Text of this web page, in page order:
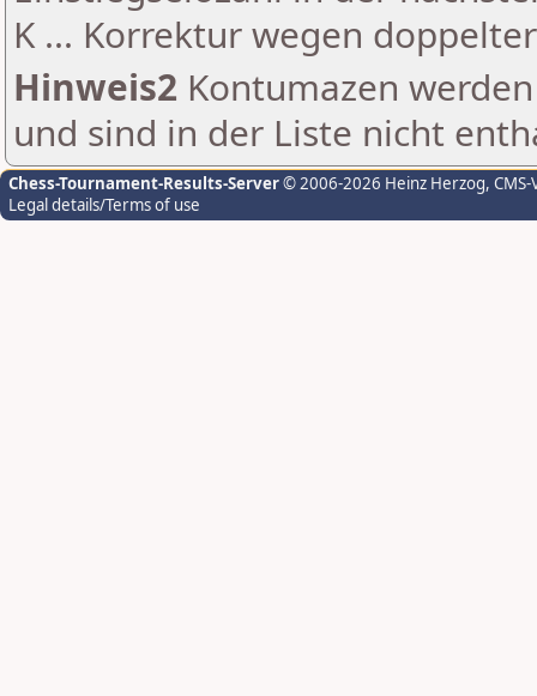
K ... Korrektur wegen
Hinweis2 Kontumazen
und sind in der Liste nicht
Chess-Tournament-Results-Server© 2006-2026 Heinz Herzog,
Legal details/Terms of use